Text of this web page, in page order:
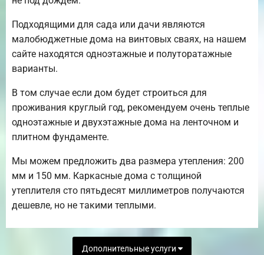
Подходящими для сада или дачи являются
малобюджетные дома на винтовых сваях, на нашем
сайте находятся одноэтажные и полуторатажные
варианты.
В том случае если дом будет строиться для
проживания круглый год, рекомендуем очень теплые
одноэтажные и двухэтажные дома на ленточном и
плитном фундаменте.
Мы можем предложить два размера утепления: 200
мм и 150 мм. Каркасные дома с толщиной
утеплителя сто пятьдесят миллиметров получаются
дешевле, но не такими теплыми.
Дополнительные услуги